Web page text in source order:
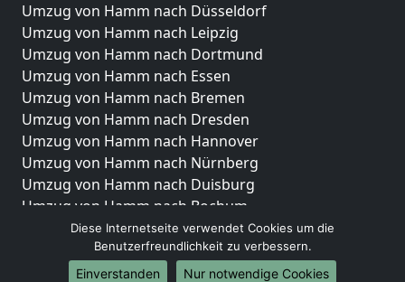
Umzug von Hamm nach Düsseldorf
Umzug von Hamm nach Leipzig
Umzug von Hamm nach Dortmund
Umzug von Hamm nach Essen
Umzug von Hamm nach Bremen
Umzug von Hamm nach Dresden
Umzug von Hamm nach Hannover
Umzug von Hamm nach Nürnberg
Umzug von Hamm nach Duisburg
Umzug von Hamm nach Bochum
Umzug von Hamm nach Wuppertal
Umzug von Hamm nach Bielefeld
Umzug von Hamm nach Bonn
Diese Internetseite verwendet Cookies um die
Benutzerfreundlichkeit zu verbessern.
Einverstanden
Nur notwendige Cookies